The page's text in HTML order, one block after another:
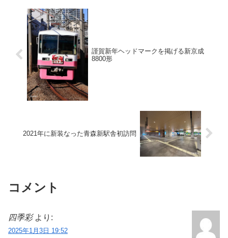
謹賀新年ヘッドマークを掲げる新京成
8800形
2021年に新装なった青森新駅舎初訪問
コメント
四季彩 より:
2025年1月3日 19:52